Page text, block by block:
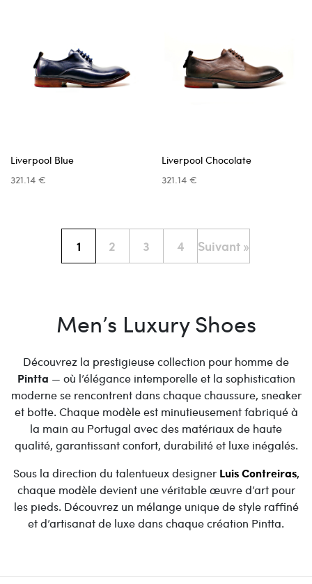
Liverpool Blue
321.14 €
Liverpool Chocolate
321.14 €
1 2 3 4 Suivant »
Men’s Luxury Shoes
Découvrez la prestigieuse collection pour homme de
Pintta — où l’élégance intemporelle et la sophistication
moderne se rencontrent dans chaque chaussure, sneaker
et botte. Chaque modèle est minutieusement fabriqué à
la main au Portugal avec des matériaux de haute
qualité, garantissant confort, durabilité et luxe inégalés.
Sous la direction du talentueux designer Luis Contreiras,
chaque modèle devient une véritable œuvre d’art pour
les pieds. Découvrez un mélange unique de style raffiné
et d’artisanat de luxe dans chaque création Pintta.